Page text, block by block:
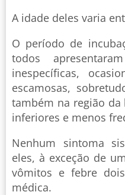
A idade deles varia
O período de
todos
inespecíficas,
escamosas,
também na região
inferiores e menos
Nenhum sintoma
eles, à exceção de
vômitos e febre
médica.